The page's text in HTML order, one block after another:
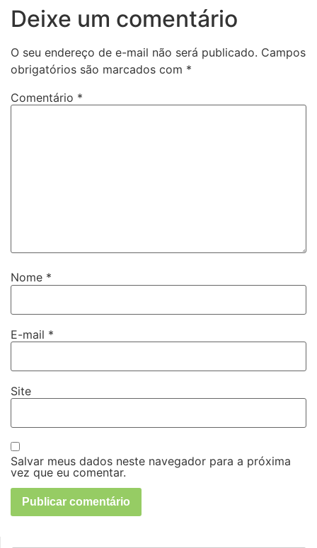
Deixe um comentário
O seu endereço de e-mail não será publicado. Campos
obrigatórios são marcados com *
Comentário *
Nome *
E-mail *
Site
Salvar meus dados neste navegador para a próxima
vez que eu comentar.